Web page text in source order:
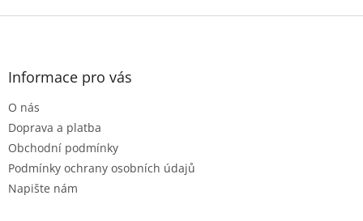
Z
Informace pro vás
O nás
Doprava a platba
Obchodní podmínky
Podmínky ochrany osobních údajů
Napište nám